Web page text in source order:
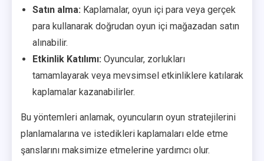
Satın alma: Kaplamalar, oyun içi para veya gerçek
para kullanarak doğrudan oyun içi mağazadan satın
alınabilir.
Etkinlik Katılımı: Oyuncular, zorlukları
tamamlayarak veya mevsimsel etkinliklere katılarak
kaplamalar kazanabilirler.
Bu yöntemleri anlamak, oyuncuların oyun stratejilerini
planlamalarına ve istedikleri kaplamaları elde etme
şanslarını maksimize etmelerine yardımcı olur.